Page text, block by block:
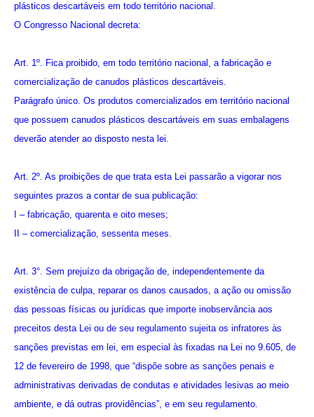
plásticos descartáveis em todo território nacional.
O Congresso Nacional decreta:
Art. 1º. Fica proibido, em todo território nacional, a fabricação e
comercialização de canudos plásticos descartáveis.
Parágrafo único. Os produtos comercializados em território nacional
que possuem canudos plásticos descartáveis em suas embalagens
deverão atender ao disposto nesta lei.
Art. 2º. As proibições de que trata esta Lei passarão a vigorar nos
seguintes prazos a contar de sua publicação:
I – fabricação, quarenta e oito meses;
II – comercialização, sessenta meses.
Art. 3°. Sem prejuízo da obrigação de, independentemente da
existência de culpa, reparar os danos causados, a ação ou omissão
das pessoas físicas ou jurídicas que importe inobservância aos
preceitos desta Lei ou de seu regulamento sujeita os infratores às
sanções previstas em lei, em especial às fixadas na Lei no 9.605, de
12 de fevereiro de 1998, que “dispõe sobre as sanções penais e
administrativas derivadas de condutas e atividades lesivas ao meio
ambiente, e dá outras providências”, e em seu regulamento.